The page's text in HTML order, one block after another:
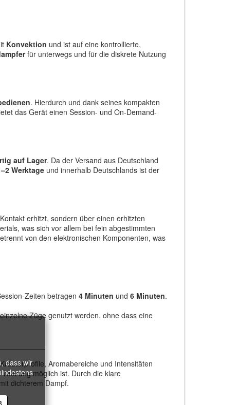
dass wir
Konvektion und ist auf eine kontrollierte,
für unterwegs und für die diskrete Nutzung
. Hierdurch und dank seines kompakten
das Gerät einen Session- und On-Demand-
auf Lager. Da der Versand aus Deutschland
Werktage und innerhalb Deutschlands ist der
erhitzt, sondern über einen erhitzten
was sich vor allem bei fein abgestimmten
von den elektronischen Komponenten, was
Zeiten betragen 4 Minuten und 6 Minuten.
Züge genutzt werden, ohne dass eine
Aromabereiche und Intensitäten
möglich ist. Durch die klare
dichterem Dampf.